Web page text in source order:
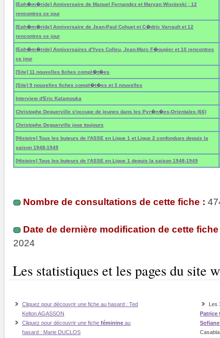
[Eph�m�ride] Anniversaire de Manuel Fernandez et Maryan Wisnieski ; 12
rencontres ce jour
[Eph�m�ride] Anniversaire de Jean-Paul Cohuet et C�dric Varrault et 12
rencontres ce jour
[Eph�m�ride] Anniversaires d'Yves Colleu, Jean-Marc F�ougier et 10 rencontres
ce jour
[Site] 11 nouvelles fiches compl�t�es
[Site] 9 nouvelles fiches compl�t�es et 3 nouvelles
Interview d'Eric Kalamouka
Christophe Deguerville s'occupe de jeunes dans les Pyr�n�es-Orientales (66)
Christophe Deguerville joue toujours
[Histoire] Tous les buteurs de l'ASSE en Ligue 1 et Ligue 2 confondues depuis la
saison 1948-1949
[Histoire] Tous les buteurs de l'ASSE en Ligue 1 depuis la saison 1948-1949
Nombre de consultations de cette fiche :
Date de dernière modification de cette
2024
Les statistiques et les pages du site
Cliquez pour découvrir une fiche au hasard : Ted
Kelton AGASSON
Cliquez pour découvrir une fiche féminine au
hasard : Marie DUCLOS
Les
Patrice